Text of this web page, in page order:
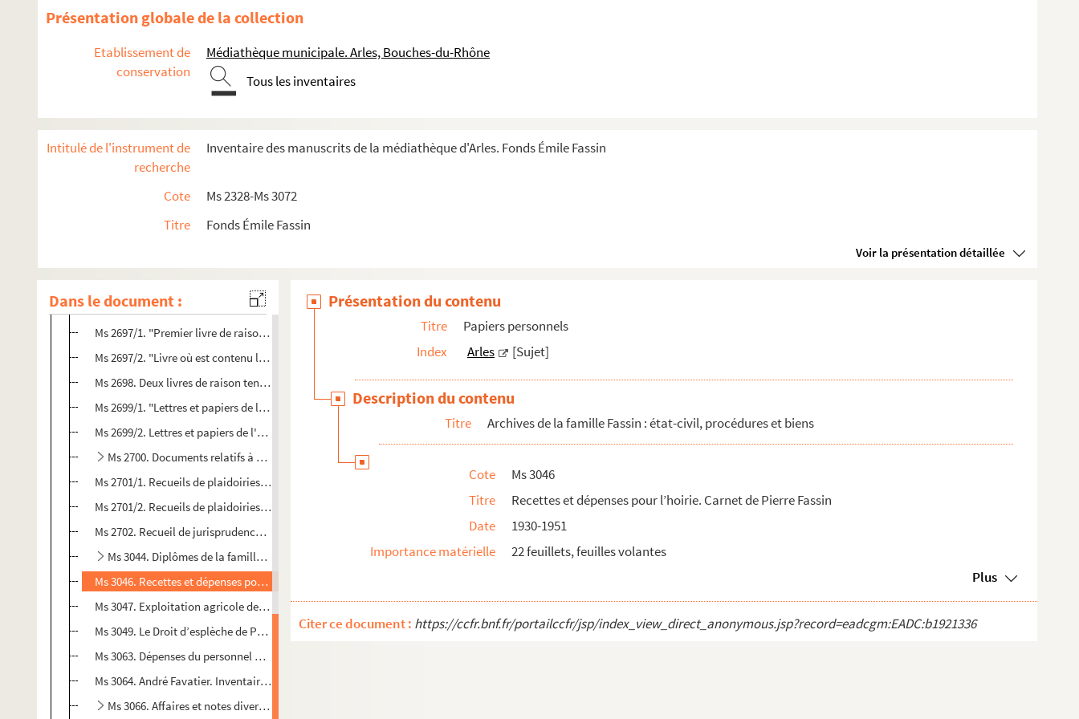
Présentation globale de la collection
Etablissement de
conservation
Médiathèque municipale. Arles, Bouches-du-Rhône
Tous les inventaires
Intitulé de l'instrument de
recherche
Inventaire des manuscrits de la médiathèque d'Arles. Fonds Émile Fassin
Cote
Ms 2328-Ms 3072
Titre
Fonds Émile Fassin
Voir la présentation détaillée
Dans le document :
Ms 2664. Constitutions de rentes, achats, ventes d'immeubles et autres papiers d'Alexandre Fassin, avocat et ...
Ms 2666. Archives de la famille Fassin recueillies et formées par l'un de ses membres (Emile Fassin), 1899
Ms 2678. Documents concernant la famille Fassin
Ms 2681/1. Livre d'or d'Émile Fassin
Ms 2681/2. Mon livre d'or. Composé par Émile Fassin. Notes et coupures de presse
Ms 2685. Livre de raison d'Émile Fassin
Ms 2695. Archives de Mathieu Félix, concernant Pierre Félix
Ms 2696. Avis de décès regroupés par Emile Fassin dans une pochette intitulée « Avis de décès concernant des ...
Ms 2697/1. "Premier livre de raison de mon père": 1743-1794
Ms 2697/2. "Livre où est contenu l'état de tous les biens, noms et actions que je possède et de toutes les dett...
Ms 2698. Deux livres de raison tenus par Emile Fassin
Ms 2699/1. "Lettres et papiers de l'armée de Pierre Fassin, capitaine au 3ème Léger, recueillies et annotées pa...
Ms 2699/2. Lettres et papiers de l'armée de Pierre Fassin, reliés et annotés par Emile Fassin
Ms 2700. Documents relatifs à Pierre Fassin
Ms 2701/1. Recueils de plaidoiries mémoires et consultations de M. Guillaume Fassin avocat en la Cour
Ms 2701/2. Recueils de plaidoiries mémoires et consultations de M. Guillaume Fassin avocat en la Cour
Ms 2702. Recueil de jurisprudence conservé par Guillaume Fassin
Ms 3044. Diplômes de la famille Fassin
Ms 3046. Recettes et dépenses pour l’hoirie. Carnet de Pierre Fassin
Ms 3047. Exploitation agricole de la Montcalde administrée par Léon Fassin, Emile Fassin
Ms 3049. Le Droit d’esplèche de Paul Fassin. Manuscrit original de son doctorat
Ms 3063. Dépenses du personnel agricole pour la saison de foin des années 1868-1883 d’André Favatier, copiés ...
Ms 3064. André Favatier. Inventaire général de tous les biens meubles & immeubles, tels que maisons, campagne...
Ms 3066. Affaires et notes diverses
Présentation du contenu
Titre
Papiers personnels
Index
Arles [Sujet]
Description du contenu
Titre Archives de la famille Fassin : état-civil, procédures et biens
Cote
Ms 3046
Titre
Recettes et dépenses pour l’hoirie. Carnet de Pierre Fassin
Date
1930-1951
Importance matérielle
22 feuillets, feuilles volantes
Plus
Citer ce document : https://ccfr.bnf.fr/portailccfr/jsp/index_view_direct_anonymous.jsp?record=eadcgm:EADC:b1921336